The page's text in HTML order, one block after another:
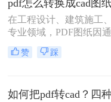
留了图形的“外观”，但
而设计，其内部的矢量
息往往在转换中丢失或
别。因此，将PDF准确
回可编辑的DWG或DXF
在工程设计、建筑施工
专业领域，PDF图纸因
篡改特性成为交付与存
言”。然而，当面临深化
（DWG/DXF格式） 成
赞 踩